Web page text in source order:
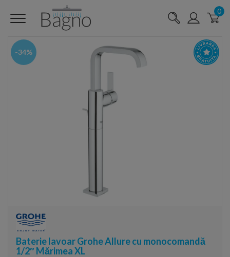
0
-34%
Baterie lavoar Grohe Allure cu monocomandă
1/2″ Mărimea XL